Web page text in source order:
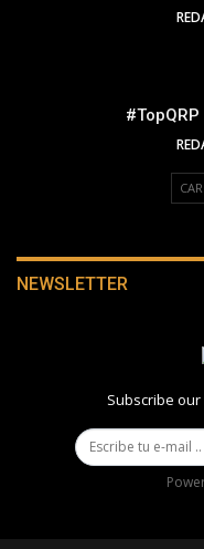
NEWSLETTER
Subscribe